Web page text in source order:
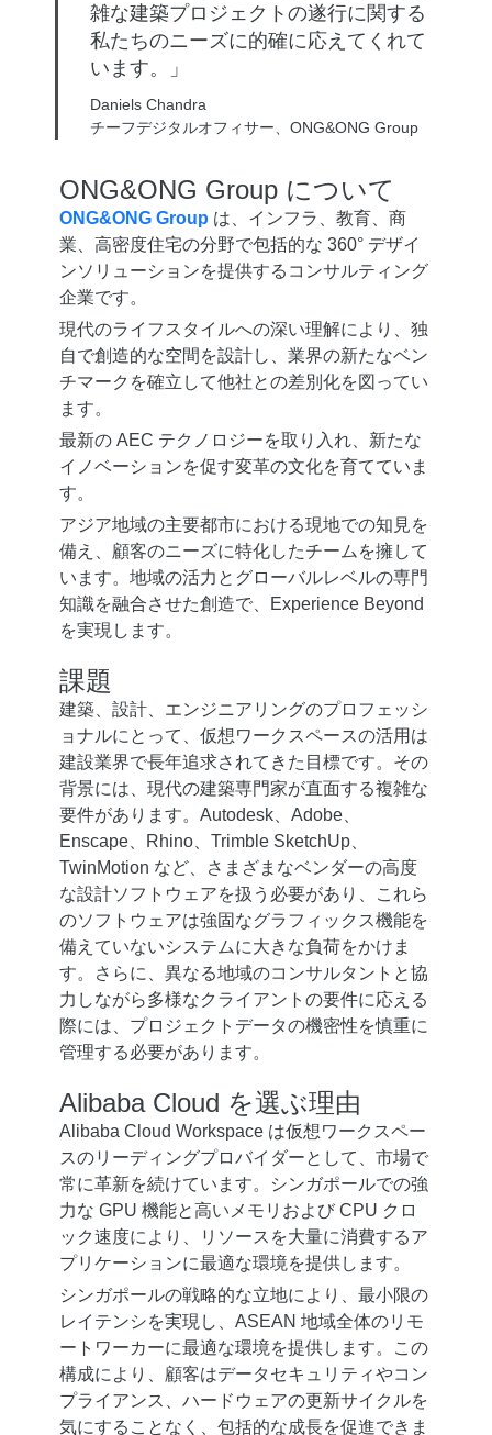
雑な建築プロジェクトの遂行に関する
私たちのニーズに的確に応えてくれて
います。」
Daniels Chandra
チーフデジタルオフィサー、ONG&ONG Group
ONG&ONG Groupについて
ONG&ONG Group は、インフラ、教育、商
業、高密度住宅の分野で包括的な 360° デザイ
ンソリューションを提供するコンサルティング
企業です。
現代のライフスタイルへの深い理解により、独
自で創造的な空間を設計し、業界の新たなベン
チマークを確立して他社との差別化を図ってい
ます。
最新の AEC テクノロジーを取り入れ、新たな
イノベーションを促す変革の文化を育てていま
す。
アジア地域の主要都市における現地での知見を
備え、顧客のニーズに特化したチームを擁して
います。地域の活力とグローバルレベルの専門
知識を融合させた創造で、Experience Beyond
を実現します。
課題
建築、設計、エンジニアリングのプロフェッシ
ョナルにとって、仮想ワークスペースの活用は
建設業界で長年追求されてきた目標です。その
背景には、現代の建築専門家が直面する複雑な
要件があります。Autodesk、Adobe、
Enscape、Rhino、Trimble SketchUp、
TwinMotion など、さまざまなベンダーの高度
な設計ソフトウェアを扱う必要があり、これら
のソフトウェアは強固なグラフィックス機能を
備えていないシステムに大きな負荷をかけま
す。さらに、異なる地域のコンサルタントと協
力しながら多様なクライアントの要件に応える
際には、プロジェクトデータの機密性を慎重に
管理する必要があります。
Alibaba Cloud を選ぶ理由
Alibaba Cloud Workspace は仮想ワークスペー
スのリーディングプロバイダーとして、市場で
常に革新を続けています。シンガポールでの強
力な GPU 機能と高いメモリおよび CPU クロ
ック速度により、リソースを大量に消費するア
プリケーションに最適な環境を提供します。
シンガポールの戦略的な立地により、最小限の
レイテンシを実現し、ASEAN 地域全体のリモ
ートワーカーに最適な環境を提供します。この
構成により、顧客はデータセキュリティやコン
プライアンス、ハードウェアの更新サイクルを
気にすることなく、包括的な成長を促進できま